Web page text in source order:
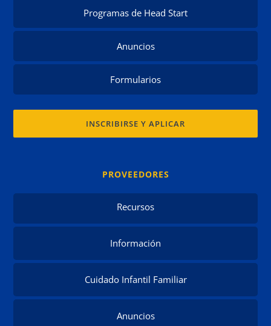
Programas de Head Start
Anuncios
Formularios
INSCRIBIRSE Y APLICAR
PROVEEDORES
Recursos
Información
Cuidado Infantil Familiar
Anuncios